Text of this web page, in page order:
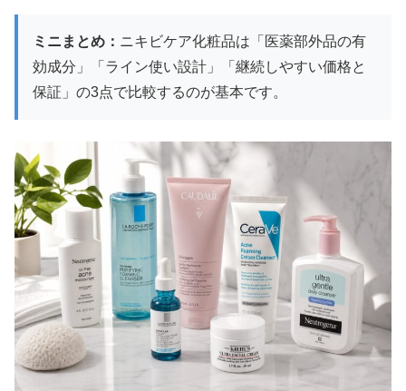
ミニまとめ： ニキビケア化粧品は「医薬部外品の有
効成分」「ライン使い設計」「継続しやすい価格と
保証」の3点で比較するのが基本です。